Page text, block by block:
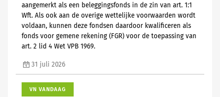
aangemerkt als een beleggingsfonds in de zin van art. 1:1
Wft. Als ook aan de overige wettelijke voorwaarden wordt
voldaan, kunnen deze fondsen daardoor kwalificeren als
fonds voor gemene rekening (FGR) voor de toepassing van
art. 2 lid 4 Wet VPB 1969.
31 juli 2026
VN VANDAAG